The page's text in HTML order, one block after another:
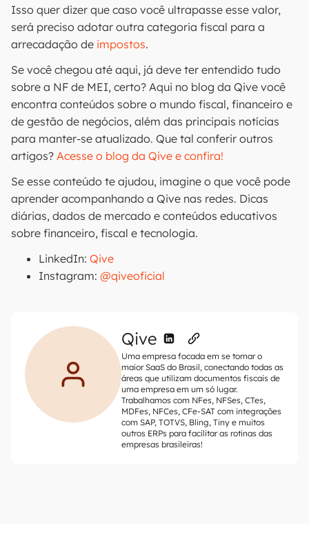
Isso quer dizer que caso você ultrapasse esse valor,
será preciso adotar outra categoria fiscal para a
arrecadação de impostos.
Se você chegou até aqui, já deve ter entendido tudo
sobre a NF de MEI, certo? Aqui no blog da Qive você
encontra conteúdos sobre o mundo fiscal, financeiro e
de gestão de negócios, além das principais notícias
para manter-se atualizado. Que tal conferir outros
artigos? Acesse o blog da Qive e confira!
Se esse conteúdo te ajudou, imagine o que você pode
aprender acompanhando a Qive nas redes. Dicas
diárias, dados de mercado e conteúdos educativos
sobre financeiro, fiscal e tecnologia.
LinkedIn: Qive
Instagram: @qiveoficial
Qive
Uma empresa focada em se tornar o
maior SaaS do Brasil, conectando todas as
áreas que utilizam documentos fiscais de
uma empresa em um só lugar.
Trabalhamos com NFes, NFSes, CTes,
MDFes, NFCes, CFe-SAT com integrações
com SAP, TOTVS, Bling, Tiny e muitos
outros ERPs para facilitar as rotinas das
empresas brasileiras!